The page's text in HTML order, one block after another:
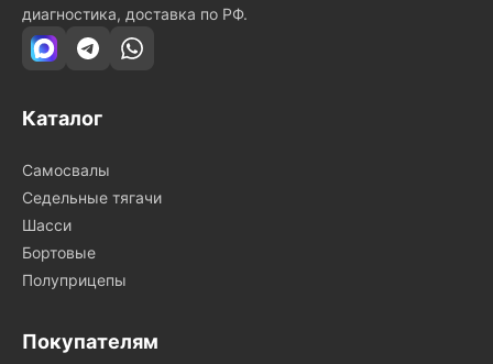
диагностика, доставка по РФ.
Каталог
Самосвалы
Седельные тягачи
Шасси
Бортовые
Полуприцепы
Покупателям